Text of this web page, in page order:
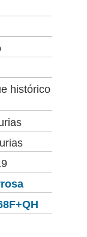
histórico